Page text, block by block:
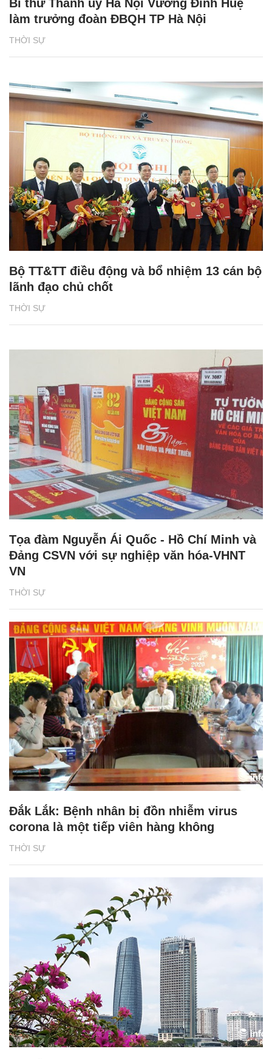
THỜI SỰ
Bí thư Thành ủy Hà Nội Vương Đình Huệ
làm trưởng đoàn ĐBQH TP Hà Nội
THỜI SỰ
Bộ TT&TT điều động và bổ nhiệm 13 cán bộ
lãnh đạo chủ chốt
THỜI SỰ
Tọa đàm Nguyễn Ái Quốc - Hồ Chí Minh và
Đảng CSVN với sự nghiệp văn hóa-VHNT
VN
THỜI SỰ
Đắk Lắk: Bệnh nhân bị đồn nhiễm virus
corona là một tiếp viên hàng không